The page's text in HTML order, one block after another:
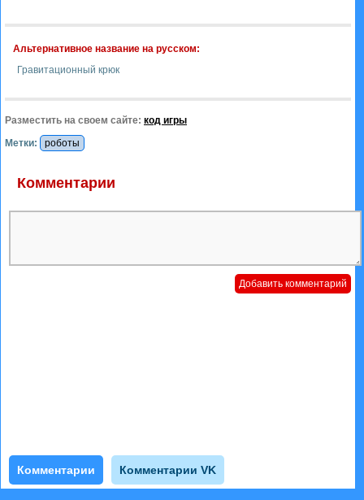
Альтернативное название на русском:
Гравитационный крюк
Разместить на своем сайте: код игры
Метки:
роботы
Комментарии
Комментарии Комментарии VK